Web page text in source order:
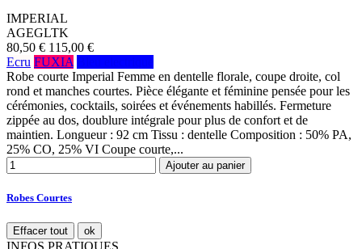
IMPERIAL
AGEGLTK
80,50 € 115,00 €
Ecru FUXIA
Robe courte Imperial Femme en dentelle florale, coupe droite, col
rond et manches courtes. Pièce élégante et féminine pensée pour les
cérémonies, cocktails, soirées et événements habillés. Fermeture
zippée au dos, doublure intégrale pour plus de confort et de
maintien. Longueur : 92 cm Tissu : dentelle Composition : 50% PA,
25% CO, 25% VI Coupe courte,...
Ajouter au panier
Robes Courtes
Effacer tout ok
INFOS PRATIQUES